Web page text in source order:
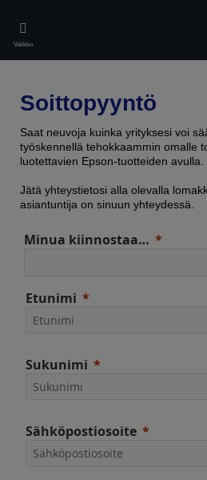
main
content
Valikko
Soittopyyntö
Saat neuvoja kuinka yrityksesi voi
työskennellä tehokkaammin omalle
luotettavien Epson-tuotteiden avulla.
Jätä yhteystietosi alla olevalla
asiantuntija on sinuun yhteydessä.
Minua kiinnostaa…
Etunimi
Sukunimi
Sähköpostiosoite